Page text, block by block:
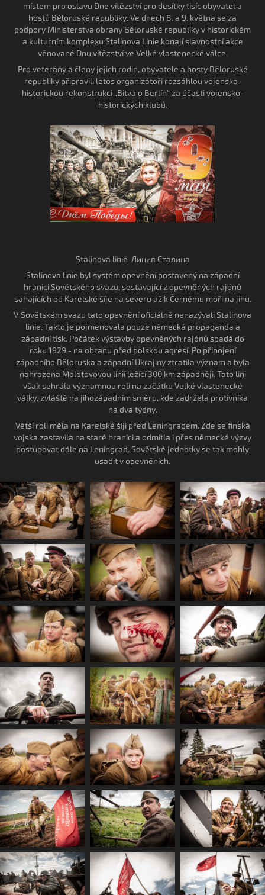
místem pro oslavu Dne vítězství pro desítky tisíc obyvatel a
hostů Běloruské republiky. Ve dnech 8. a 9. května se za
podpory Ministerstva obrany Běloruské republiky v historickém
a kulturním komplexu Stalinova Linie konají slavnostní akce
věnované Dnu vítězství ve Velké vlastenecké válce.
Pro veterány a členy jejich rodin, obyvatele a hosty Běloruské
republiky připravili letos organizátoři rozsáhlou vojensko-
historickou rekonstrukci „Bitva o Berlín“ za účasti vojensko-
historických klubů.
Stalinova linie Линия Сталина
Stalinova linie byl systém opevnění postavený na západní
hranici Sovětského svazu, sestávající z opevněných rajónů
sahajících od Karelské šíje na severu až k Černému moři na jihu.
V Sovětském svazu tato opevnění oficiálně nenazývali Stalinova
linie. Takto je pojmenovala pouze německá propaganda a
západní tisk. Počátek výstavby opevněných rajónů spadá do
roku 1929 - na obranu před polskou agresí. Po připojení
západního Běloruska a západní Ukrajiny ztratila význam a byla
nahrazena Molotovovou linií ležící 300 km západněji. Tato lini
však sehrála významnou roli na začátku Velké vlastenecké
války, zvláště na jihozápadním směru, kde zadržela protivníka
na dva týdny.
Větší roli měla na Karelské šíji před Leningradem. Zde se finská
vojska zastavila na staré hranici a odmítla i přes německé výzvy
postupovat dále na Leningrad. Sovětské jednotky se tak mohly
usadit v opevněních.